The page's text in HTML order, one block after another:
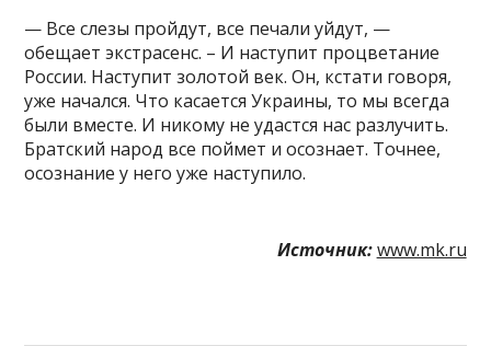
— Все слезы пройдут, все печали уйдут, —
обещает экстрасенс. – И наступит процветание
России. Наступит золотой век. Он, кстати говоря,
уже начался. Что касается Украины, то мы всегда
были вместе. И никому не удастся нас разлучить.
Братский народ все поймет и осознает. Точнее,
осознание у него уже наступило.
Источник: www.mk.ru